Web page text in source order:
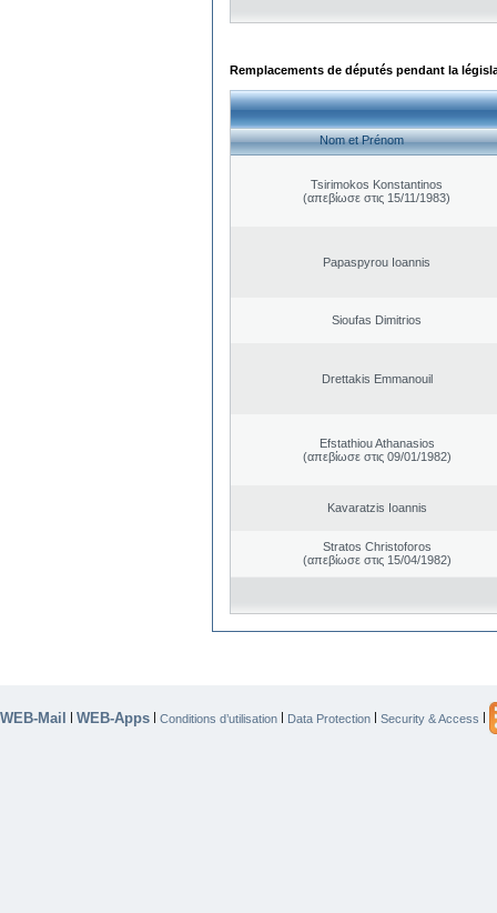
Remplacements de députés pendant la
Nom et Prénom
Tsirimokos Konstantinos
(απεβίωσε στις 15/11/1983)
Papaspyrou Ioannis
Sioufas Dimitrios
Drettakis Emmanouil
Efstathiou Athanasios
(απεβίωσε στις 09/01/1982)
Kavaratzis Ioannis
Stratos Christoforos
(απεβίωσε στις 15/04/1982)
WEB-Mail | WEB-Apps | Conditions d’utilisation | Data Protection | Security & Access |